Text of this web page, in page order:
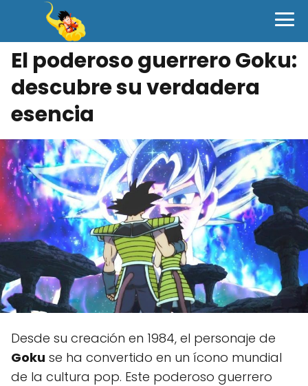
El poderoso guerrero Goku:
descubre su verdadera
esencia
Desde su creación en 1984, el personaje de
Goku se ha convertido en un ícono mundial
de la cultura pop. Este poderoso guerrero